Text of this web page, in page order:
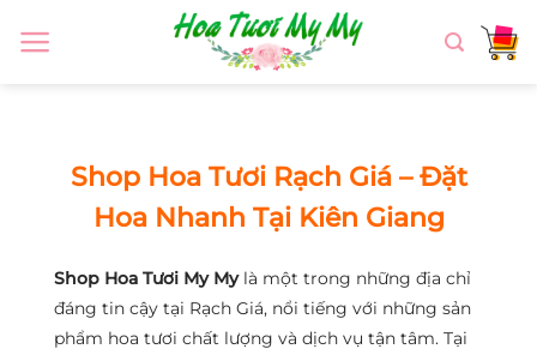
đến
Shop Hoa Tươi Rạch Giá – Đặt
Hoa Nhanh Tại Kiên Giang
Shop Hoa Tươi My Mylà một trong những địa chỉ
đáng tin cậy tại Rạch Giá, nổi tiếng với những sản
phẩm hoa tươi chất lượng và dịch vụ tận tâm. Tại